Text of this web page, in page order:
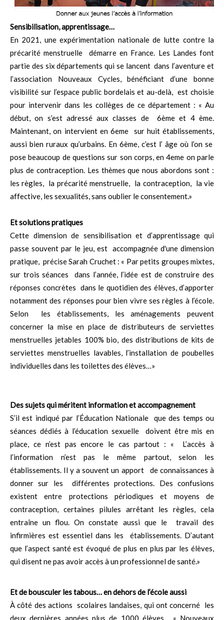
Sensibilisation, apprentissage…
En 2021, une expérimentation nationale de lutte contre la
précarité menstruelle démarre en France. Les Landes font
partie des six départements qui se lancent dans l’aventure et
l’association Nouveaux Cycles, bénéficiant d’une bonne
visibilité sur l’espace public bordelais et au-delà, est choisie
pour intervenir dans les collèges de ce département : « Au
début, on s’est adressé aux classes de 6ème et 4 ème.
Maintenant, on intervient en 6eme sur huit établissements,
aussi bien ruraux qu’urbains. En 6ème, c’est l’ âge où l’on se
pose beaucoup de questions sur son corps, en 4eme on parle
plus de contraception. Les thèmes que nous abordons sont :
les règles, la précarité menstruelle, la contraception, la vie
affective, les sexualités, sans oublier le consentement.»
Et solutions pratiques
Cette dimension de sensibilisation et d’apprentissage qui
passe souvent par le jeu, est accompagnée d'une dimension
pratique, précise Sarah Cruchet : « Par petits groupes mixtes,
sur trois séances dans l’année, l’idée est de construire des
réponses concrètes dans le quotidien des élèves, d’apporter
notamment des réponses pour bien vivre ses règles à l’école.
Selon les établissements, les aménagements peuvent
concerner la mise en place de distributeurs de serviettes
menstruelles jetables 100% bio, des distributions de kits de
serviettes menstruelles lavables, l’installation de poubelles
individuelles dans les toilettes des élèves…»
Des sujets qui méritent information et accompagnement
S’il est indiqué par l’Éducation Nationale que des temps ou
séances dédiés à l’éducation sexuelle doivent être mis en
place, ce n’est pas encore le cas partout : « L’accès à
l’information n’est pas le même partout, selon les
établissements. Il y a souvent un apport de connaissances à
donner sur les différentes protections. Des confusions
existent entre protections périodiques et moyens de
contraception, certaines pilules arrêtant les règles, cela
entraîne un flou. On constate aussi que le travail des
infirmières est essentiel dans les établissements. D’autant
que l’aspect santé est évoqué de plus en plus par les élèves,
qui disent ne pas avoir accès à un professionnel de santé.»
Et de bousculer les tabous… en dehors de l’école aussi
À côté des actions scolaires landaises, qui ont concerné les
deux dernières années plus de 1000 élèves, « Nouveaux